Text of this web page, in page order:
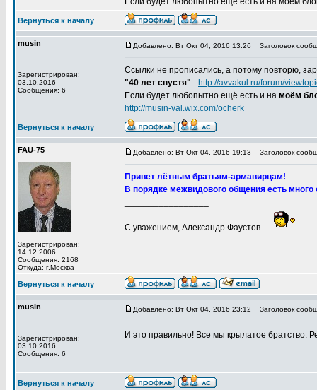
Вернуться к началу
musin
Зарегистрирован:
03.10.2016
Сообщения: 6
Добавлено: Вт Окт 04, 2016 13:26 Заголовок
Ссылки не прописались, а потому повторю,
"40 лет спустя" - http://avvakul.ru/forum/
Если будет любопытно ещё есть и на моём
http://musin-val.wix.com/ocherk
Вернуться к началу
FAU-75
Зарегистрирован:
14.12.2006
Сообщения: 2168
Откуда: г.Москва
Добавлено: Вт Окт 04, 2016 19:13 Заголовок
Привет лётным братьям-армавирцам!
В порядке межвидового общения есть
С уважением, Александр Фаустов
Вернуться к началу
musin
Зарегистрирован:
03.10.2016
Сообщения: 6
Добавлено: Вт Окт 04, 2016 23:12 Заголовок
И это правильно! Все мы крылатое братство.
Вернуться к началу